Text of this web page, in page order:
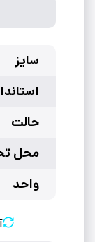
سایز
حالت
محل
واحد